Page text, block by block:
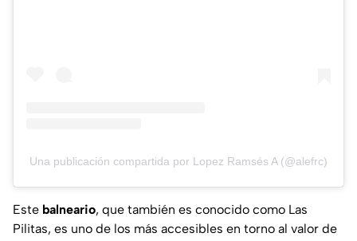
Una publicación compartida por Lopez Ramsés A (@alefrc)
Este balneario, que también es conocido como Las
Pilitas, es uno de los más accesibles en torno al valor de